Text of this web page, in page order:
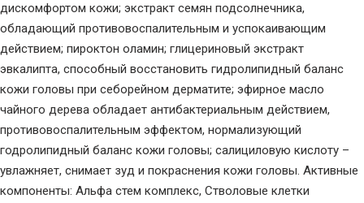
дискомфортом кожи; экстракт семян подсолнечника,
обладающий противовоспалительным и успокаивающим
действием; пироктон оламин; глицериновый экстракт
эвкалипта, способный восстановить гидролипидный баланс
кожи головы при себорейном дерматите; эфирное масло
чайного дерева обладает антибактериальным действием,
противовоспалительным эффектом, нормализующий
годролипидный баланс кожи головы; салициловую кислоту –
увлажняет, снимает зуд и покраснения кожи головы. Активные
компоненты: Альфа стем комплекс, Стволовые клетки